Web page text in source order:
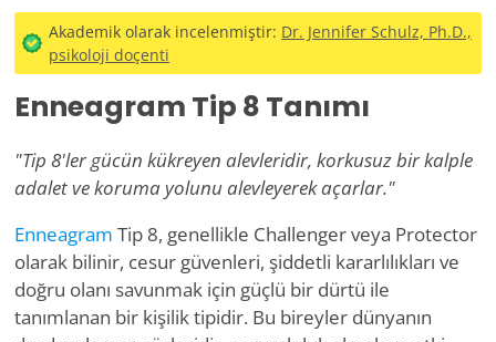
Akademik olarak incelenmiştir: Dr. Jennifer Schulz, Ph.D.,
psikoloji doçenti
Enneagram Tip 8 Tanımı
"Tip 8'ler gücün kükreyen alevleridir, korkusuz bir kalple
adalet ve koruma yolunu alevleyerek açarlar."
Enneagram Tip 8, genellikle Challenger veya Protector
olarak bilinir, cesur güvenleri, şiddetli kararlılıkları ve
doğru olanı savunmak için güçlü bir dürtü ile
tanımlanan bir kişilik tipidir. Bu bireyler dünyanın